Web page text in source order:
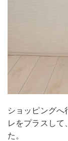
ショッピング
レをプラスして
た。